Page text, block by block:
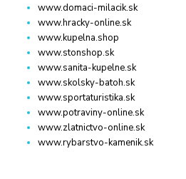
www.domaci-milacik.sk
www.hracky-online.sk
www.kupelna.shop
www.stonshop.sk
www.sanita-kupelne.sk
www.skolsky-batoh.sk
www.sportaturistika.sk
www.potraviny-online.sk
www.zlatnictvo-online.sk
www.rybarstvo-kamenik.sk